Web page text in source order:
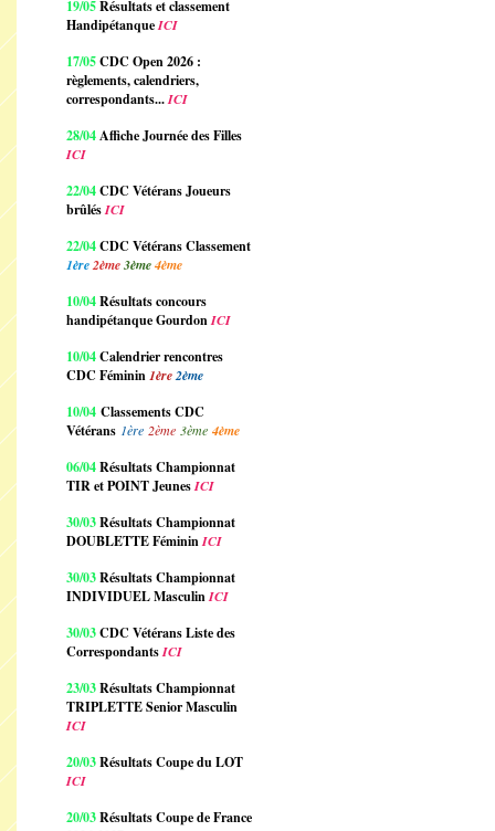
19/05Résultats et classement
HandipétanqueICI
17/05CDC Open 2026 :
règlements, calendriers,
correspondants...ICI
28/04Affiche Journée des Filles
ICI
22/04CDC Vétérans Joueurs
brûlésICI
22/04CDC Vétérans Classement
1ère2ème3ème4ème
10/04Résultats concours
handipétanque GourdonICI
10/04Calendrier rencontres
CDC Féminin1ère2ème
10/04 Classements CDC
Vétérans 1ère 2ème 3ème 4ème
06/04Résultats Championnat
TIR et POINT JeunesICI
30/03Résultats Championnat
DOUBLETTE FémininICI
30/03Résultats Championnat
INDIVIDUEL MasculinICI
30/03CDC Vétérans Liste des
CorrespondantsICI
23/03Résultats Championnat
TRIPLETTE Senior Masculin
ICI
20/03Résultats Coupe du LOT
ICI
20/03Résultats Coupe de France